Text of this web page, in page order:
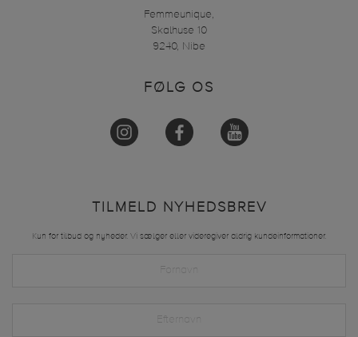
Femmeunique,
Skalhuse 10
9240, Nibe
FØLG OS
TILMELD NYHEDSBREV
Kun for tilbud og nyheder. Vi sælger eller videregiver aldrig kundeinformationer.